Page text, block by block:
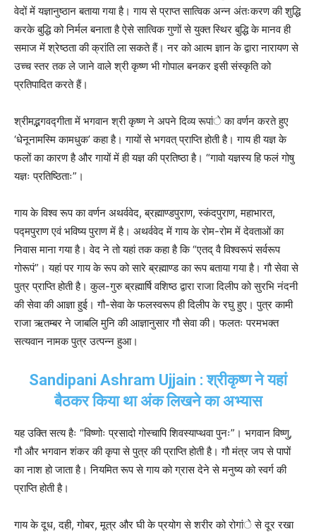
वेदों में यज्ञानुष्ठान बताया गया है। गाय से प्राप्त सात्विक अन्न अंतःकरण की शुद्धि
करके बुद्धि को निर्मल बनाता है ऐसे सात्विक गुणों से युक्त स्थिर बुद्धि के मानव ही
समाज में श्रेष्ठता की क्रांति ला सकते हैं। नर को आत्म ज्ञान के द्वारा नारायण से
उच्च स्तर तक ले जाने वाले श्री कृष्ण भी गोपाल बनकर इसी संस्कृति को
प्रतिपादित करते हैं।
श्रीमद्भगवद्गीता में भगवान श्री कृष्ण ने अपने दिव्य रूपांे का वर्णन करते हुए
‘धेनूनामस्मि कामधुक’ कहा है। गायों से भगवत् प्राप्ति होती है। गाय ही यज्ञ के
फलों का कारण है और गायों में ही यज्ञ की प्रतिष्ठा है। “गावो यज्ञस्य हि फलं गोषु
यज्ञः प्रतिष्ठिताः”।
गाय के विश्व रूप का वर्णन अथर्ववेद, ब्रह्माण्डपुराण, स्कंदपुराण, महाभारत,
पद्मपुराण एवं भविष्य पुराण में है। अथर्ववेद में गाय के रोम-रोम में देवताओं का
निवास माना गया है। वेद ने तो यहां तक कहा है कि “एतद् वै विश्वरूपं सर्वरूप
गोरूपं”। यहां पर गाय के रूप को सारे ब्रह्माण्ड का रूप बताया गया है। गौ सेवा से
पुत्र प्राप्ति होती है। कुल-गुरु ब्रह्मार्षि वशिष्ठ द्वारा राजा दिलीप को सुरभि नंदनी
की सेवा की आज्ञा हुई। गौ-सेवा के फलस्वरूप ही दिलीप के रघु हुए। पुत्र कामी
राजा ऋतम्बर ने जाबलि मुनि की आज्ञानुसार गौ सेवा की। फलतः परमभक्त
सत्यवान नामक पुत्र उत्पन्न हुआ।
Sandipani Ashram Ujjain : श्रीकृष्ण ने यहां
बैठकर किया था अंक लिखने का अभ्यास
यह उक्ति सत्य हैः “विष्णोः प्रसादो गोस्चापि शिवस्याप्थवा पुनः”। भगवान विष्णु,
गौ और भगवान शंकर की कृपा से पुत्र की प्राप्ति होती है। गौ मंत्र जप से पापों
का नाश हो जाता है। नियमित रूप से गाय को ग्रास देने से मनुष्य को स्वर्ग की
प्राप्ति होती है।
गाय के दूध, दही, गोबर, मूत्र और घी के प्रयोग से शरीर को रोगांे से दूर रखा